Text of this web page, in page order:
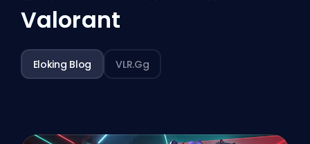
Valorant
Eloking Blog VLR.gg